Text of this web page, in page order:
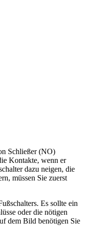
Schließer (NO)
Kontakte, wenn er
dazu neigen, die
müssen Sie zuerst
Es sollte ein
oder die nötigen
dem Bild benötigen Sie